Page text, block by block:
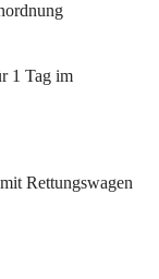
1 Tag im
Rettungswagen